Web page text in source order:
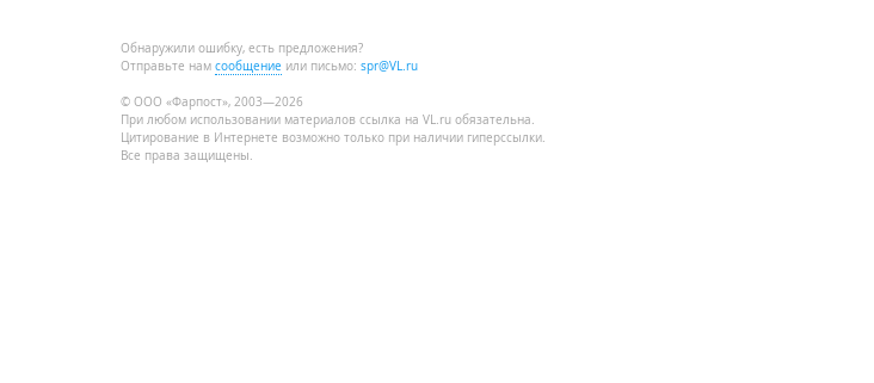
Обнаружили ошибку, есть предложения?
Отправьте нам сообщение или письмо: spr@VL.ru
© ООО «Фарпост», 2003—2026
При любом использовании материалов ссылка на VL.ru обязательна.
Цитирование в Интернете возможно только при наличии гиперссылки.
Все права защищены.